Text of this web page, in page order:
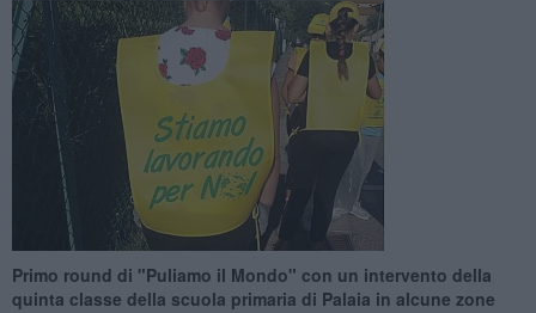
Primo round di "Puliamo il Mondo" con un intervento della
quinta classe della scuola primaria di Palaia in alcune zone